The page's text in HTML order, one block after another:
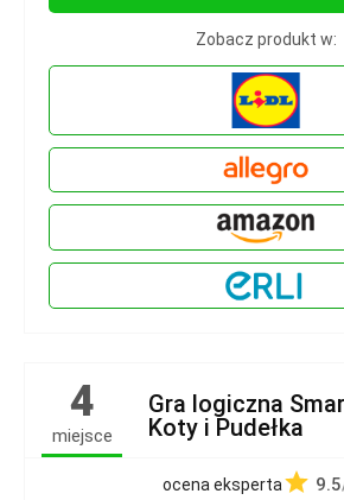
Zobacz produkt w:
4
miejsce
Gra logiczna
Koty i Pudełka
ocena eksperta 9.5